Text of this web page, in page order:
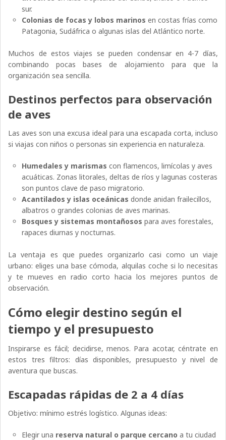
sur.
Colonias de focas y lobos marinos en costas frías como
Patagonia, Sudáfrica o algunas islas del Atlántico norte.
Muchos de estos viajes se pueden condensar en 4-7 días,
combinando pocas bases de alojamiento para que la
organización sea sencilla.
Destinos perfectos para observación
de aves
Las aves son una excusa ideal para una escapada corta, incluso
si viajas con niños o personas sin experiencia en naturaleza.
Humedales y marismas con flamencos, limícolas y aves
acuáticas. Zonas litorales, deltas de ríos y lagunas costeras
son puntos clave de paso migratorio.
Acantilados y islas oceánicas donde anidan frailecillos,
albatros o grandes colonias de aves marinas.
Bosques y sistemas montañosos para aves forestales,
rapaces diurnas y nocturnas.
La ventaja es que puedes organizarlo casi como un viaje
urbano: eliges una base cómoda, alquilas coche si lo necesitas
y te mueves en radio corto hacia los mejores puntos de
observación.
Cómo elegir destino según el
tiempo y el presupuesto
Inspirarse es fácil; decidirse, menos. Para acotar, céntrate en
estos tres filtros: días disponibles, presupuesto y nivel de
aventura que buscas.
Escapadas rápidas de 2 a 4 días
Objetivo: mínimo estrés logístico. Algunas ideas:
Elegir una reserva natural o parque cercano a tu ciudad